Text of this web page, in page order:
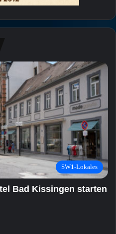
SW1-Lokales
Bad Kissingen starten